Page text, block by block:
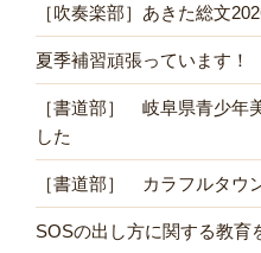
［吹奏楽部］あきた総文
夏季補習頑張っています！
［書道部］ 岐阜県青少年
した
［書道部］ カラフルタウ
SOSの出し方に関する教育